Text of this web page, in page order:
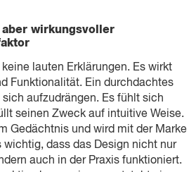
wirkungsvoller
lauten Erklärungen. Es wirkt
Funktionalität. Ein durchdachtes
aufzudrängen. Es fühlt sich
seinen Zweck auf intuitive Weise.
Gedächtnis und wird mit der Marke
wichtig, dass das Design nicht nur
auch in der Praxis funktioniert.